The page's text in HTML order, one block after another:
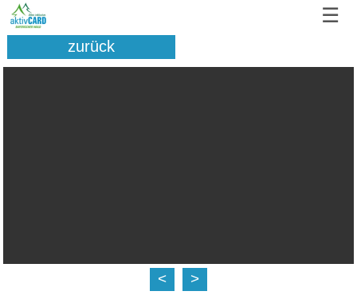
☰
zurück
< >